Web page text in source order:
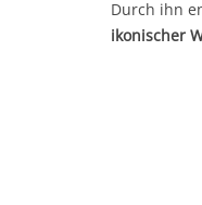
Durch ihn
ikonischer